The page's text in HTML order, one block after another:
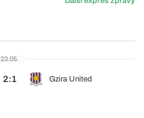
23.05.
2:1 Gzira United